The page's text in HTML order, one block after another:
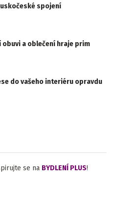
spojení
obuvi a oblečení hraje prim
do vašeho interiéru opravdu
se na BYDLENÍ PLUS!